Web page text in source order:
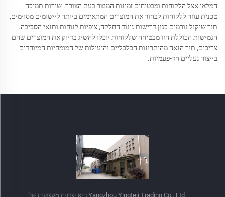
המלאי אצל הלקוחות ומבטיחים זמינות המוצר בעת הצורך. שירות תמיכה
טכנית עוזר ללקוחות לבחור את המוצרים המתאימים ביותר ליישומים מסוימים,
תוך שיקול גורמים כגון דרישות ניגוד החלקה, ציפיות לנוחות ותנאי הסביבה.
הגמישות הכוללת הזו מבטיחה שלקוחות יוכלו להשיג בדיוק את המוצרים שהם
צריכים, תוך הנאה מהיתרונות הכלכליים והיעילות של המומחיות המיוחדים
בייצור נעליים חד-פעמיות.
Yangzhou Yingteji Trading Co., Ltd היא יצרנית מקצועית של